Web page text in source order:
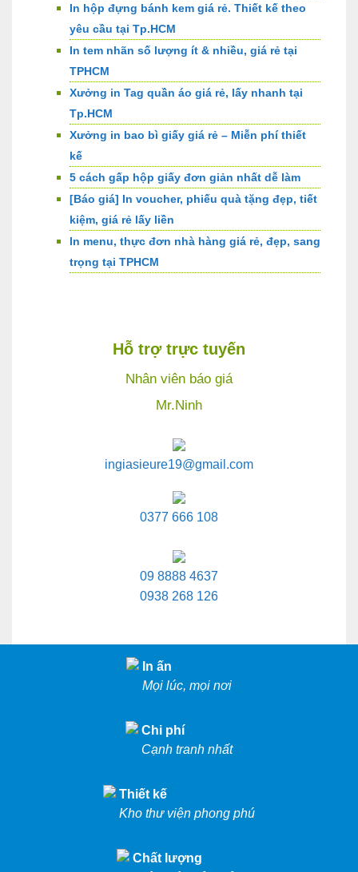
In hộp đựng bánh kem giá rẻ. Thiết kế theo
yêu cầu tại Tp.HCM
In tem nhãn số lượng ít & nhiều, giá rẻ tại
TPHCM
Xưởng in Tag quần áo giá rẻ, lấy nhanh tại
Tp.HCM
Xưởng in bao bì giấy giá rẻ – Miễn phí thiết
kế
5 cách gấp hộp giấy đơn giản nhất dễ làm
[Báo giá] In voucher, phiếu quà tặng đẹp, tiết
kiệm, giá rẻ lấy liền
In menu, thực đơn nhà hàng giá rẻ, đẹp, sang
trọng tại TPHCM
Hỗ trợ trực tuyến
Nhân viên báo giá
Mr.Ninh
ingiasieure19@gmail.com
0377 666 108
09 8888 4637
0938 268 126
In ấn
Mọi lúc, mọi nơi
Chi phí
Cạnh tranh nhất
Thiết kế
Kho thư viện phong phú
Chất lượng